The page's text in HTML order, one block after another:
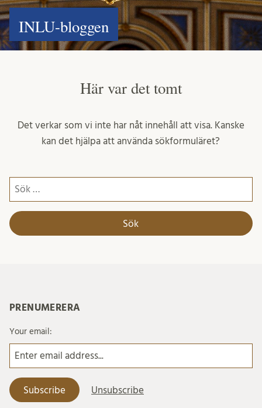
INLU-bloggen
Här var det tomt
Det verkar som vi inte har nåt innehåll att visa. Kanske
kan det hjälpa att använda sökformuläret?
Sök
PRENUMERERA
Your email: